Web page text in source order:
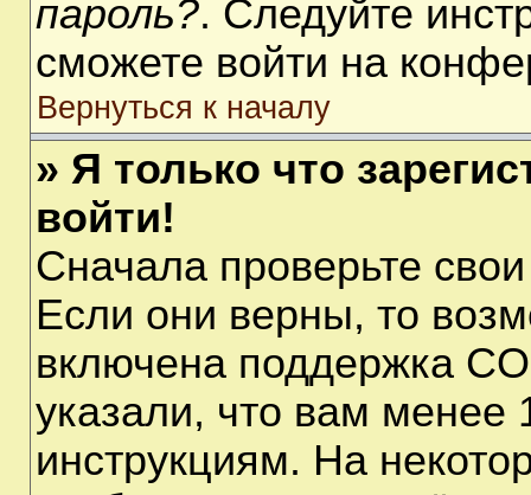
пароль?. Следуйте
сможете войти на
Вернуться к началу
» Я только что
войти!
Сначала проверьте
Если они верны, то
включена поддержка
указали, что вам менее
инструкциям. На